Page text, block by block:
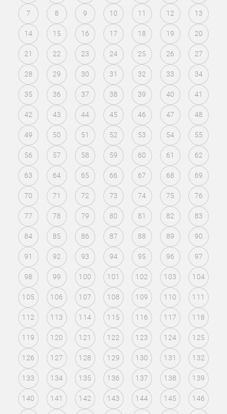
7 8 9 10 11 12 13
14 15 16 17 18 19 20
21 22 23 24 25 26 27
28 29 30 31 32 33 34
35 36 37 38 39 40 41
42 43 44 45 46 47 48
49 50 51 52 53 54 55
56 57 58 59 60 61 62
63 64 65 66 67 68 69
70 71 72 73 74 75 76
77 78 79 80 81 82 83
84 85 86 87 88 89 90
91 92 93 94 95 96 97
98 99 100 101 102 103 104
105 106 107 108 109 110 111
112 113 114 115 116 117 118
119 120 121 122 123 124 125
126 127 128 129 130 131 132
133 134 135 136 137 138 139
140 141 142 143 144 145 146